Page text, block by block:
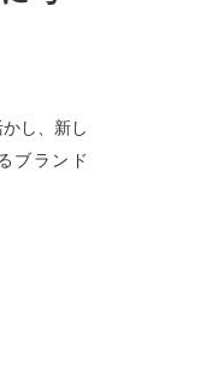
し、新し
ブランド